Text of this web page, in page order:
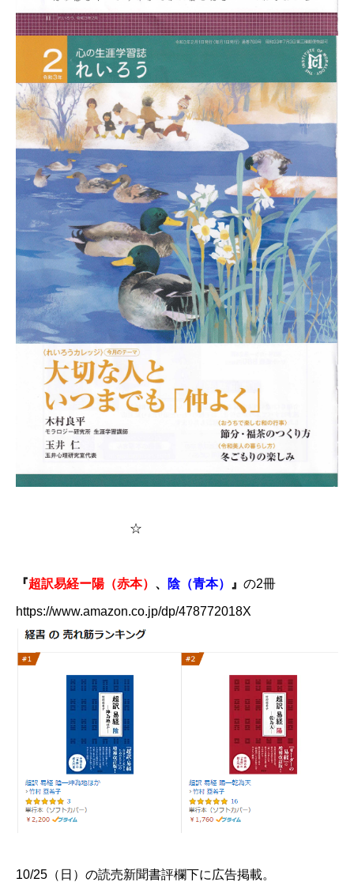
☆
『​超訳易経ー陽（赤本）​ 、 陰（青本） 』​​ の2冊
https://www.amazon.co.jp/dp/478772018X
10/25（日）の読売新聞書評欄下に広告掲載。